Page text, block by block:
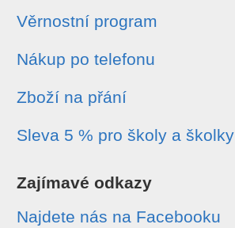
Věrnostní program
Nákup po telefonu
Zboží na přání
Sleva 5 % pro školy a školky
Zajímavé odkazy
Najdete nás na Facebooku